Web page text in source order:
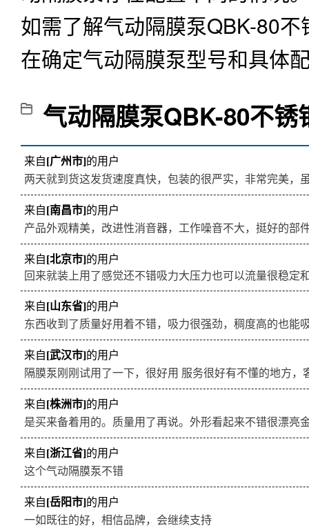
如需了解气动隔膜泵QBK-80
在确定气动隔膜泵型号和具体
气动隔膜泵QBK-80不
来自[广州市]的用户
两天就到货这发货速度真快，包装的很严实，非常完美
来自[南昌市]的用户
产品外观精美，改进性消音器，工作噪音不大，挺好的部
来自[北京市]的用户
回来就装上用了感觉还不错吸力大压力也可以流量很稳定
来自[山东省]的用户
东西收到了质量好用着不错，吸力很强劲，稠度高的也能
来自[武汉市]的用户
隔膜泵刚刚试用了一下，很好用 服务很好有不懂的地方，
来自[株洲市]的用户
是买来备着用的。质量用了再说。外形看起来不错很漂亮
来自[浙江省]的用户
这个气动隔膜泵不错
来自[岳阳市]的用户
一如既往的好，相信品牌，会继续支持